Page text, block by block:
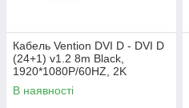
Кабель Vention DVI D - DVI D
(24+1) v1.2 8m Black,
1920*1080P/60HZ, 2K
(EAEBK)
В наявності